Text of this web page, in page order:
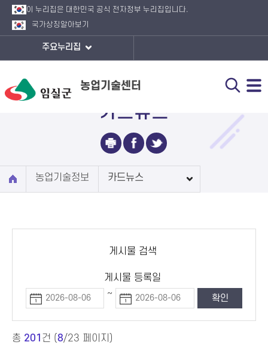
이 누리집은 대한민국 공식 전자정부 누리집입니다.
국가상징 알아보기
주요누리집
농업기술센터
카드뉴스
농업기술정보 카드뉴스
게시물 검색
게시물 등록일
~
총 201 건 (8/23 페이지)